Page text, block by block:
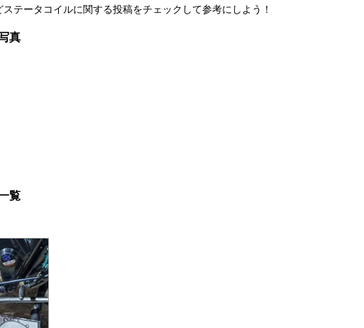
ステータコイルに関する投稿をチェックして参考にしよう！
真
覧